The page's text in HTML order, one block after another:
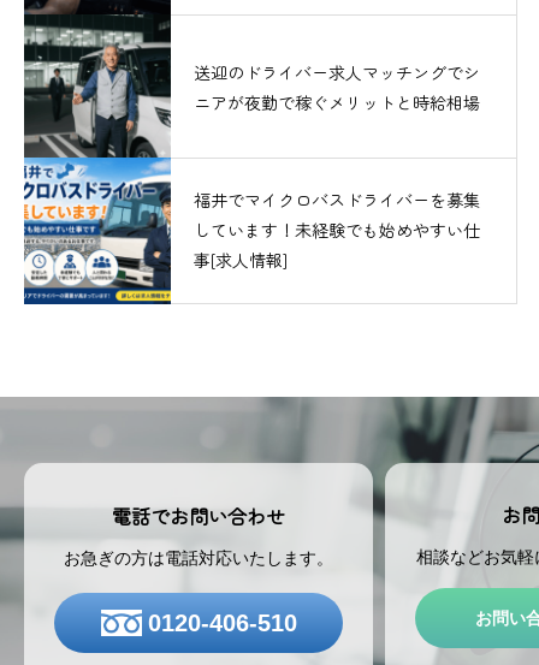
送迎のドライバー求人マッチングでシ
ニアが夜勤で稼ぐメリットと時給相場
福井でマイクロバスドライバーを募集
しています！未経験でも始めやすい仕
事[求人情報]
電話でお問い合わせ
お急ぎの方は電話対応いたします。
0120-406-510
お
相談などお気
お問い